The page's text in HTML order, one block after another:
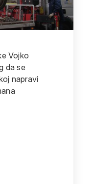
Vojko
da se
napravi